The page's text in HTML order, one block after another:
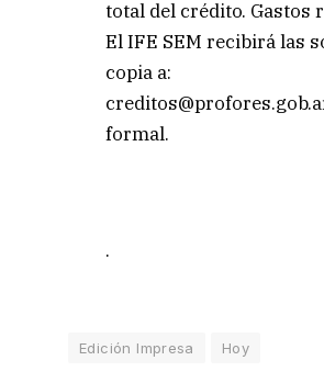
total del crédito. Gastos
El IFE SEM recibirá las
copia a:
formal.
.
Edición Impresa Hoy